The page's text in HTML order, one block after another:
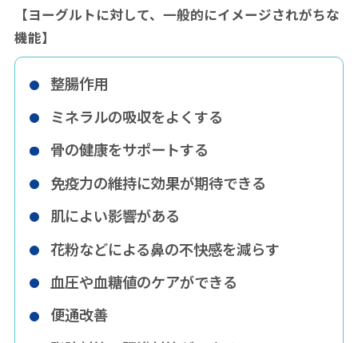
【ヨーグルトに対して、一般的にイメージされがちな
機能】
整腸作用
ミネラルの吸収をよくする
骨の健康をサポートする
免疫力の維持に効果が期待できる
肌によい影響がある
花粉などによる鼻の不快感を減らす
血圧や血糖値のケアができる
便通改善